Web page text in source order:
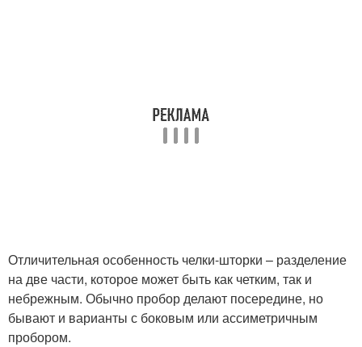
Шторка на длинных
волосах
Объемная челка-шторка
Отличительная особенность челки-шторки – разделение
на две части, которое может быть как четким, так и
небрежным. Обычно пробор делают посередине, но
бывают и варианты с боковым или ассиметричным
пробором.